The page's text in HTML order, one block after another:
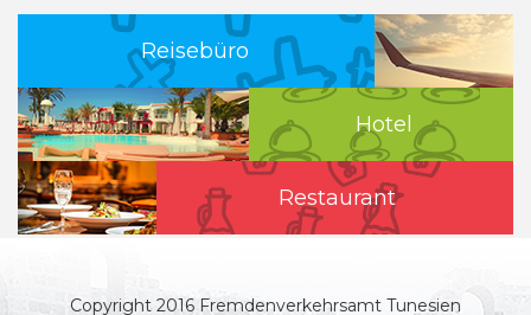
Reisebüro
Hotel
Restaurant
Copyright 2016 Fremdenverkehrsamt Tunesien